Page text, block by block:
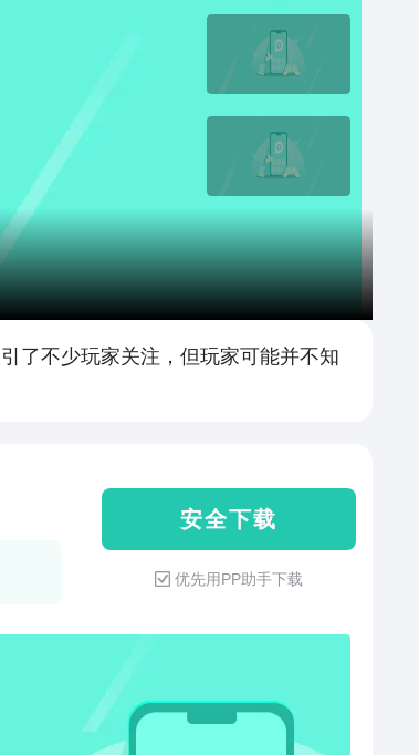
了不少玩家关注，但玩家可能并不知
安 全 下 载
优先用PP助手下载